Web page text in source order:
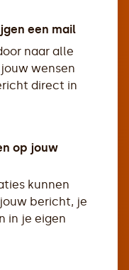
een mail
naar alle
wensen
direct in
op jouw
kunnen
bericht, je
in je eigen